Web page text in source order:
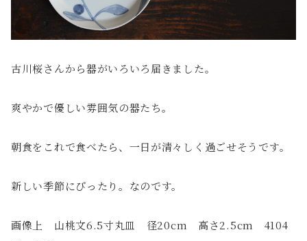
古川桜さんから器がいろいろ届きました。
爽やかで優しい雰囲気の器たち。
朝食をこれで食べたら、一日が清々しく過ごせそうです。
新しい季節にぴったり。なのです。
画像上 山桃文6.5寸丸皿 径20cm 高さ2.5cm 4104